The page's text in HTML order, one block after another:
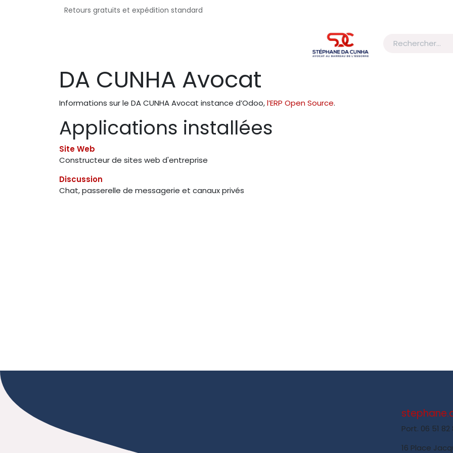
Retours gratuits et expédition standard
DA CUNHA Avocat
Informations sur le DA CUNHA Avocat instance d’Odoo,l’ERP Open Source.
Applications installées
Site Web
Constructeur de sites web d'entreprise
Discussion
Chat, passerelle de messagerie et canaux privés
Port. 06 51 82
16 Place